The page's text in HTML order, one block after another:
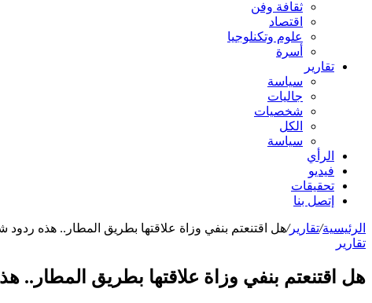
ثقافة وفن
اقتصاد
علوم وتكنلوجيا
أسرة
تقارير
سياسة
جاليات
شخصيات
الكل
سياسة
الرأي
فيديو
تحقيقات
إتصل بنا
الرئيسية/تقارير/هل اقتنعتم بنفي وزاة علاقتها بطريق المطار.. هذه
تقارير
هل اقتنعتم بنفي وزاة علاقتها بطريق